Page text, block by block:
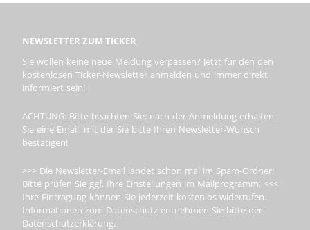
NEWSLETTER ZUM TICKER
Sie wollen keine neue Meldung verpassen? Jetzt für den den
kostenlosen Ticker-Newsletter anmelden und immer direkt
informiert sein!
ACHTUNG: Bitte beachten Sie: nach der Anmeldung erhalten
Sie eine Email, mit der Sie bitte Ihren Newsletter-Wunsch
bestätigen!
>>> Die Newsletter-Email landet schon mal im Spam-Ordner!
Bitte prüfen Sie ggf. Ihre Einstellungen im Mailprogramm. <<<
Ihre Eintragung können Sie jederzeit kostenlos widerrufen.
Informationen zum Datenschutz entnehmen Sie bitte der
Datenschutzerklärung.